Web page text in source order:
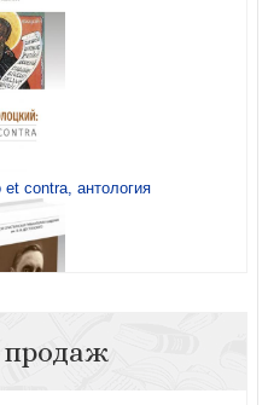
contra, антология